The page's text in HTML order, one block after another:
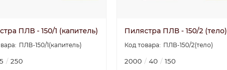
ПЛВ - 150/1 (капитель)
ПЛВ-150/1(капитель)
250
Пилястра ПЛВ - 150/2 (тело)
ПЛВ-150/2(тело)
2000 40
150